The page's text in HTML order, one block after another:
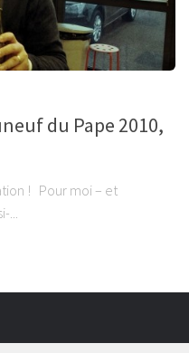
du Pape 2010,
! Pour moi – et
...